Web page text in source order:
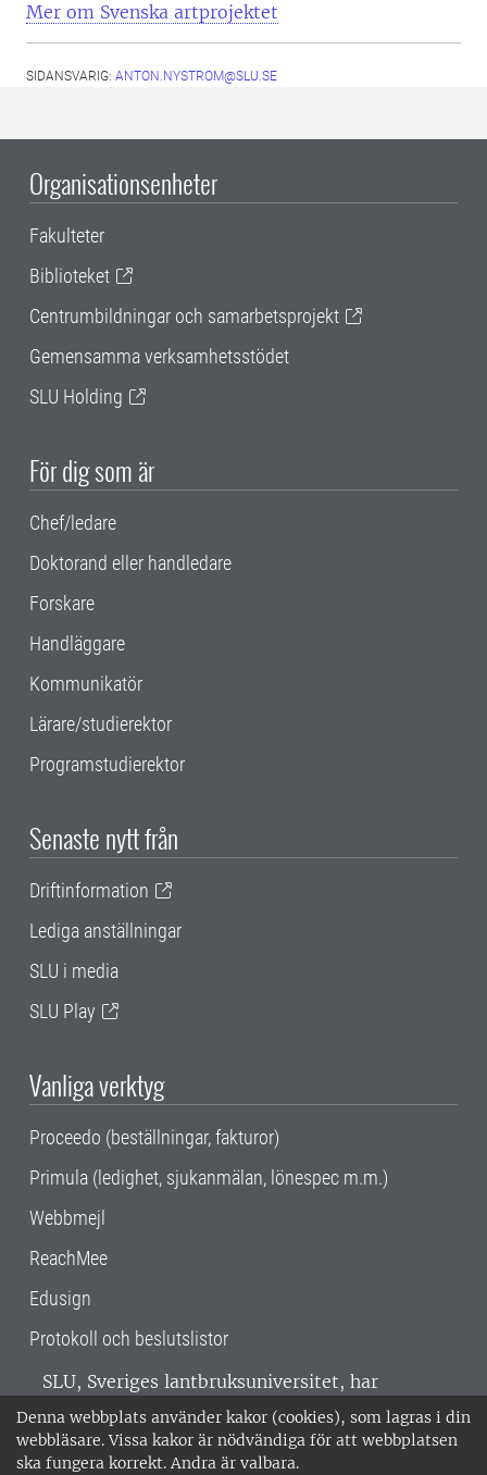
Denna webbplats använder kakor (cookies), som lagras i din
webbläsare. Vissa kakor är nödvändiga för att webbplatsen
ska fungera korrekt. Andra är valbara.
Mer om Svenska artprojektet
SIDANSVARIG: ANTON.NYSTROM@SLU.SE
Organisationsenheter
Fakulteter
Biblioteket
Centrumbildningar och samarbetsprojekt
Gemensamma verksamhetsstödet
SLU Holding
För dig som är
Chef/ledare
Doktorand eller handledare
Forskare
Handläggare
Kommunikatör
Lärare/studierektor
Programstudierektor
Senaste nytt från
Driftinformation
Lediga anställningar
SLU i media
SLU Play
Vanliga verktyg
Proceedo (beställningar, fakturor)
Primula (ledighet, sjukanmälan, lönespec m.m.)
Webbmejl
ReachMee
Edusign
Protokoll och beslutslistor
SLU, Sveriges lantbruksuniversitet, har
verksamhet över hela Sverige. Huvudorter är
Alnarp, Uppsala och Umeå.SLU är
miljöcertifierat enligt ISO 14001. •